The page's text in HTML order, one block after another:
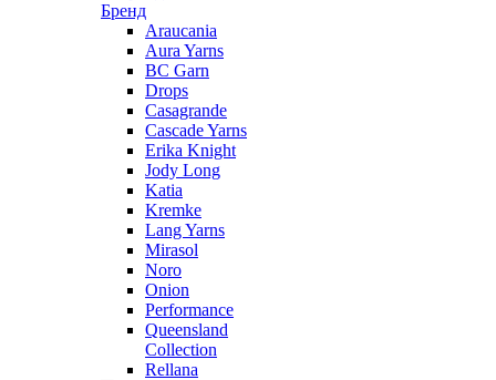
Бренд
Araucania
Aura Yarns
BC Garn
Drops
Casagrande
Cascade Yarns
Erika Knight
Jody Long
Katia
Kremke
Lang Yarns
Mirasol
Noro
Onion
Performance
Queensland
Collection
Rellana